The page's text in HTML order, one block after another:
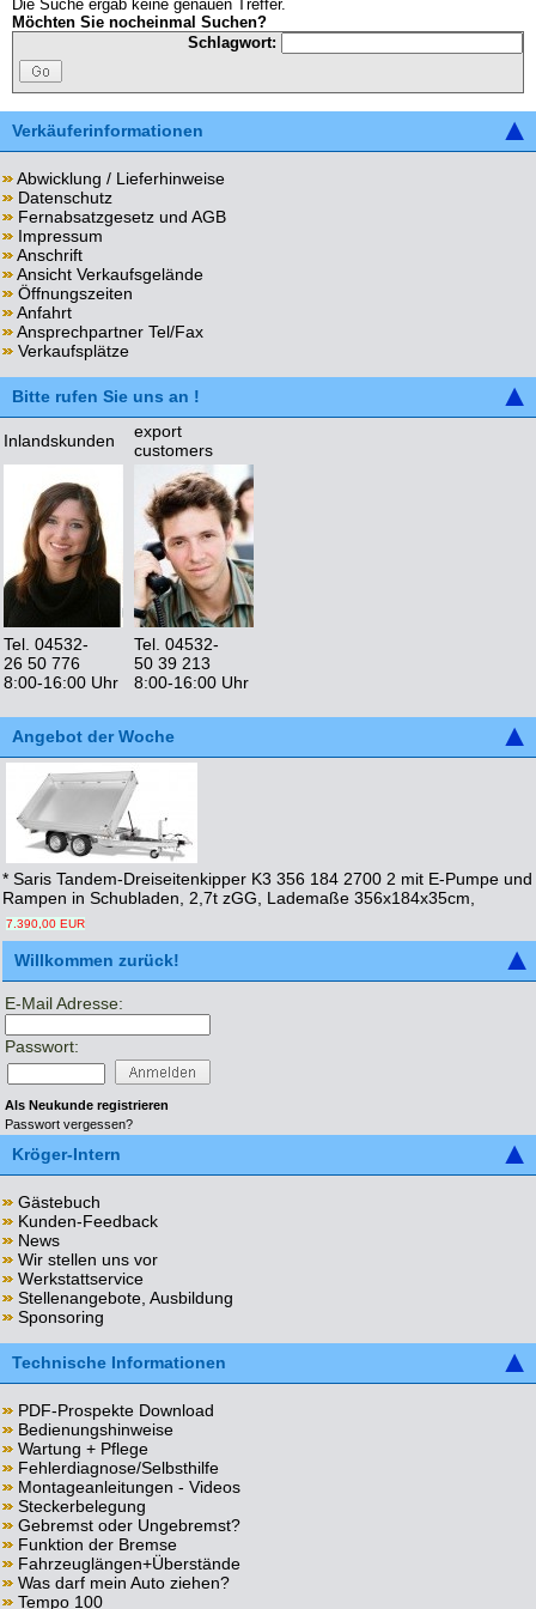
Die Suche ergab keine genauen Treffer.
Möchten Sie nocheinmal Suchen?
Schlagwort:
Verkäuferinformationen
Abwicklung / Lieferhinweise
Datenschutz
Fernabsatzgesetz und AGB
Impressum
Anschrift
Ansicht Verkaufsgelände
Öffnungszeiten
Anfahrt
Ansprechpartner Tel/Fax
Verkaufsplätze
Bitte rufen Sie uns an !
Inlandskunden
export
customers
Tel. 04532-
26 50 776
8:00-16:00 Uhr
Tel. 04532-
50 39 213
8:00-16:00 Uhr
Angebot der Woche
* Saris Tandem-Dreiseitenkipper K3 356 184 2700 2 mit E-Pumpe und
Rampen in Schubladen, 2,7t zGG, Lademaße 356x184x35cm,
7.390,00 EUR
Willkommen zurück!
E-Mail Adresse:
Passwort:
Als Neukunde registrieren
Passwort vergessen?
Kröger-Intern
Gästebuch
Kunden-Feedback
News
Wir stellen uns vor
Werkstattservice
Stellenangebote, Ausbildung
Sponsoring
Technische Informationen
PDF-Prospekte Download
Bedienungshinweise
Wartung + Pflege
Fehlerdiagnose/Selbsthilfe
Montageanleitungen - Videos
Steckerbelegung
Gebremst oder Ungebremst?
Funktion der Bremse
Fahrzeuglängen+Überstände
Was darf mein Auto ziehen?
Tempo 100